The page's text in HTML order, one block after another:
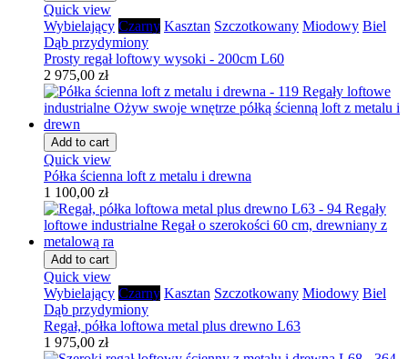
Quick view
Wybielający Czarny Kasztan Szczotkowany Miodowy Biel
Dąb przydymiony
Prosty regał loftowy wysoki - 200cm L60
2 975,00 zł
Add to cart
Quick view
Półka ścienna loft z metalu i drewna
1 100,00 zł
Add to cart
Quick view
Wybielający Czarny Kasztan Szczotkowany Miodowy Biel
Dąb przydymiony
Regał, półka loftowa metal plus drewno L63
1 975,00 zł